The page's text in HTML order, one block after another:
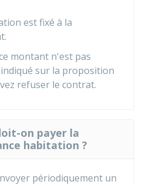
est fixé à la
montant n'est pas
sur la proposition
refuser le contrat.
on payer la
habitation ?
périodiquement un